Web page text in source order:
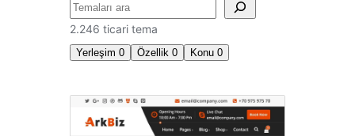
Ara
2.246 ticari tema
Yerleşim 0 Özellik 0 Konu 0
Ticari
temalar